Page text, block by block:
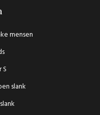
mensen
S
slank